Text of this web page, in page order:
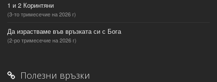
1 и 2 Коринтяни
(3-то тримесечие на 2026 г)
Да израстваме във връзката си с Бога
(2-ро тримесечие на 2026 г)
Полезни връзки